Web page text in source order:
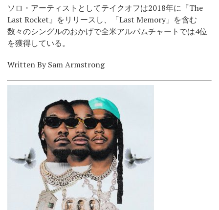
ソロ・アーティストとしてテイクオフは2018年に『The
Last Rocket』をリリースし、「Last Memory」を含む
数々のシングルのおかげで全米アルバムチャートでは4位
を獲得している。
Written By Sam Armstrong